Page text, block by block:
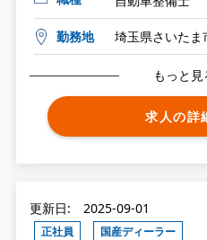
勤務地 埼玉県さいた
もっと見
求人の詳
更新日: 2025-09-01
正社員 国産ディーラー